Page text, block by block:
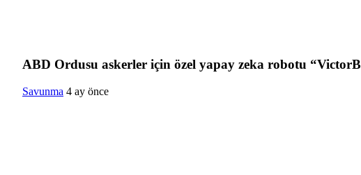
ABD Ordusu askerler için özel yapay zeka robotu
Savunma 4 ay önce